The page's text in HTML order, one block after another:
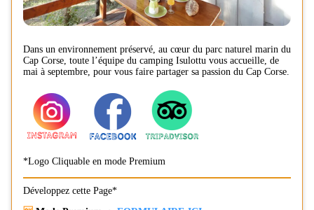
Dans un environnement préservé, au cœur du parc naturel marin du
Cap Corse, toute l’équipe du camping Isulottu vous accueille, de
mai à septembre, pour vous faire partager sa passion du Cap Corse.
*Logo Cliquable en mode Premium
Développez cette Page*